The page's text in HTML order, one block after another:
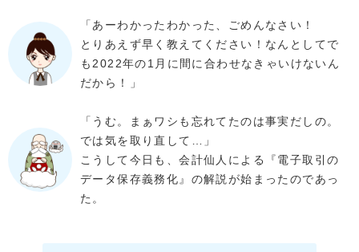
「あーわかったわかった、ごめんなさい！
とりあえず早く教えてください！なんとしてで
も2022年の1月に間に合わせなきゃいけないん
だから！」
「うむ。まぁワシも忘れてたのは事実だしの。
では気を取り直して…」
こうして今日も、会計仙人による『電子取引の
データ保存義務化』の解説が始まったのであっ
た。